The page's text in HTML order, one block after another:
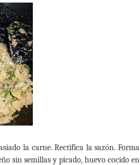
la carne. Rectifica la sazón. Forma
sin semillas y picado, huevo cocido en